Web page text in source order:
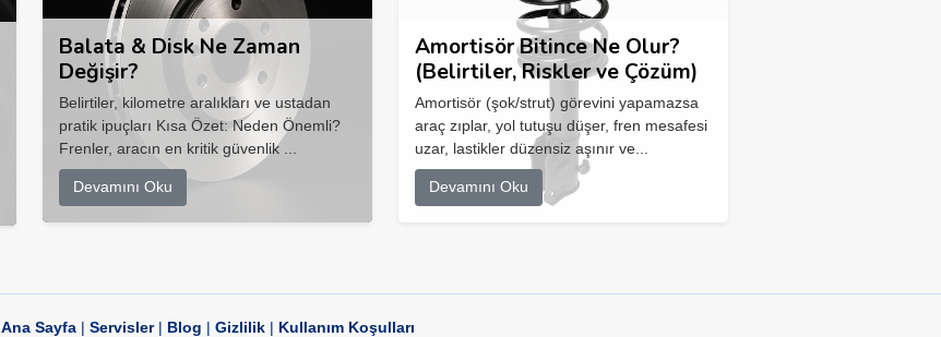
Balata & Disk Ne Zaman
Değişir?
Belirtiler, kilometre aralıkları ve ustadan
pratik ipuçları Kısa Özet: Neden Önemli?
Frenler, aracın en kritik güvenlik ...
Devamını Oku
Amortisör Bitince Ne Olur?
(Belirtiler, Riskler ve Çözüm)
Amortisör (şok/strut) görevini yapamazsa
araç zıplar, yol tutuşu düşer, fren mesafesi
uzar, lastikler düzensiz aşınır ve...
Devamını Oku
Ana Sayfa| Servisler| Blog | Gizlilik| Kullanım Koşulları